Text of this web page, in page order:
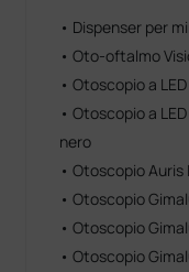
• Dispenser per
• Oto-oftalmo
• Otoscopio a
• Otoscopio a
nero
• Otoscopio Auris
• Otoscopio
• Otoscopio
• Otoscopio